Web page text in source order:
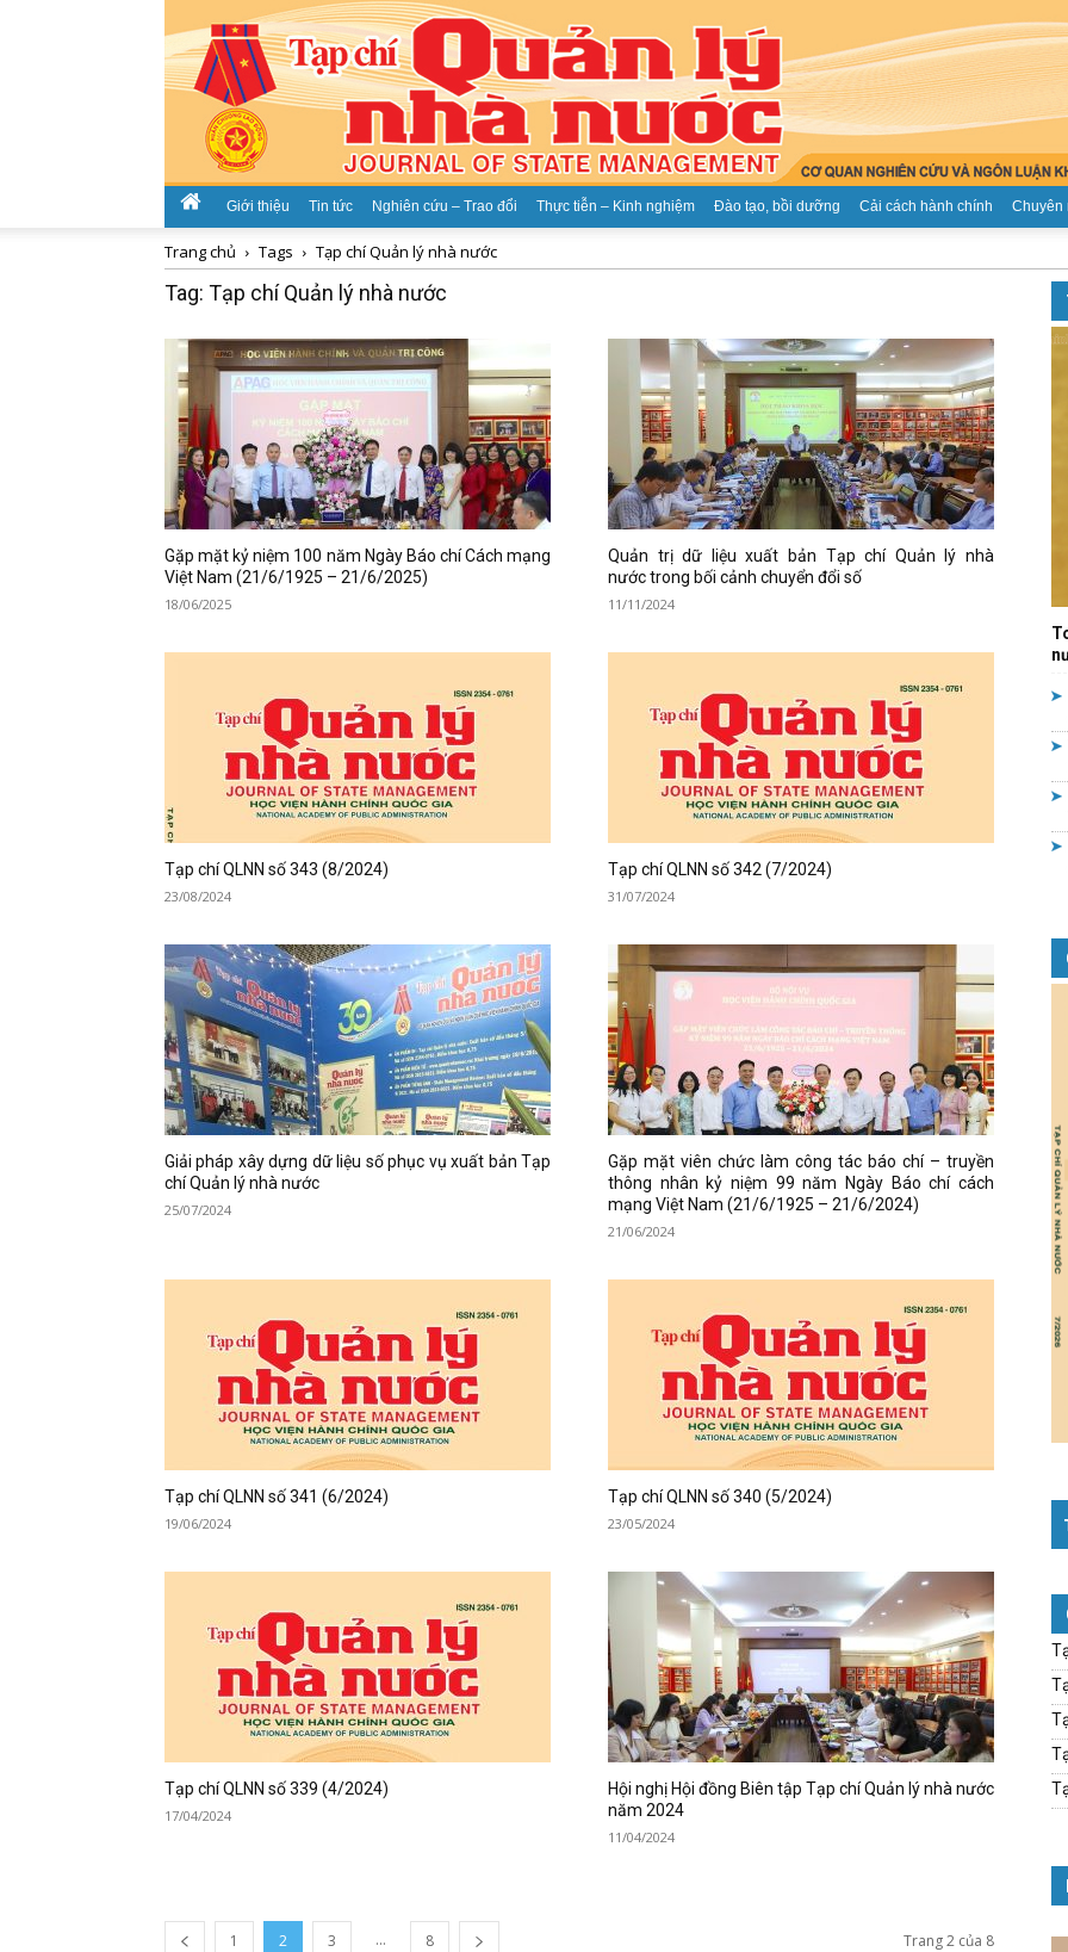
chí
Quản
lý
nhà
nước
Giới thiệu Tin tức Nghiên cứu – Trao đổi Thực tiễn – Kinh nghiệm Đào tạo, bồi dưỡng Cải cách hành chính Chuyên
Trang chủ Tags Tạp chí Quản lý nhà nước
Tag: Tạp chí Quản lý nhà nước
Gặp mặt kỷ niệm 100 năm Ngày Báo chí Cách mạng
Việt Nam (21/6/1925 – 21/6/2025)
18/06/2025
Quản trị dữ liệu xuất bản Tạp chí Quản lý nhà
nước trong bối cảnh chuyển đổi số
11/11/2024
Tạp chí QLNN số 343 (8/2024)
23/08/2024
Tạp chí QLNN số 342 (7/2024)
31/07/2024
Giải pháp xây dựng dữ liệu số phục vụ xuất bản Tạp
chí Quản lý nhà nước
25/07/2024
Gặp mặt viên chức làm công tác báo chí – truyền
thông nhân kỷ niệm 99 năm Ngày Báo chí cách
mạng Việt Nam (21/6/1925 – 21/6/2024)
21/06/2024
Tạp chí QLNN số 341 (6/2024)
19/06/2024
Tạp chí QLNN số 340 (5/2024)
23/05/2024
Tạp chí QLNN số 339 (4/2024)
17/04/2024
Hội nghị Hội đồng Biên tập Tạp chí Quản lý nhà nước
năm 2024
11/04/2024
1 2 3 ... 8 Trang 2 của 8